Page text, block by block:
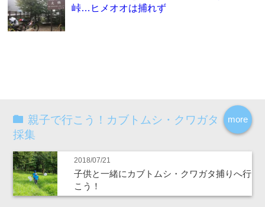
峠…ヒメオオは捕れず
more
親子で行こう！カブトムシ・クワガタ
採集
2018/07/21
子供と一緒にカブトムシ・クワガタ捕りへ行
こう！